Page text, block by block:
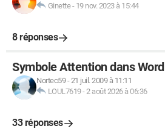
Ginette- 19 nov. 2023 à 15:44
8 réponses
Symbole Attention dans Word
Nortec59-21 juil. 2009 à 11:11
LOUL7619-2 août 2026 à 06:36
33 réponses